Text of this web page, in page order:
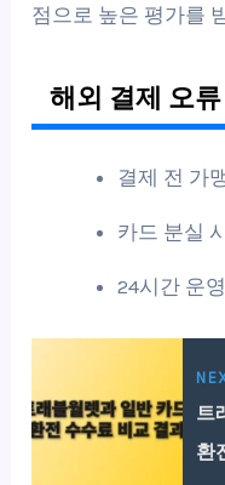
점으로 높은 평가를
해외 결제 오
결제 전 가
카드 분실
24시간 운
트
환